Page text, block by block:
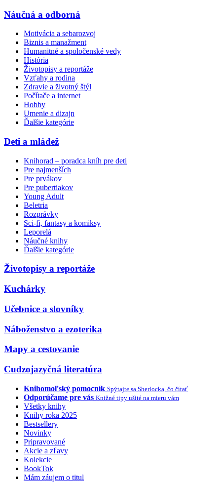
Náučná a odborná
Motivácia a sebarozvoj
Biznis a manažment
Humanitné a spoločenské vedy
História
Životopisy a reportáže
Vzťahy a rodina
Zdravie a životný štýl
Počítače a internet
Hobby
Umenie a dizajn
Ďalšie kategórie
Deti a mládež
Knihorad – poradca kníh pre deti
Pre najmenších
Pre prvákov
Pre pubertiakov
Young Adult
Beletria
Rozprávky
Sci-fi, fantasy a komiksy
Leporelá
Náučné knihy
Ďalšie kategórie
Životopisy a reportáže
Kuchárky
Učebnice a slovníky
Náboženstvo a ezoterika
Mapy a cestovanie
Cudzojazyčná literatúra
Knihomoľský pomocník Spýtajte sa Sherlocka, čo čítať
Odporúčame pre vás Knižné tipy ušité na mieru vám
Všetky knihy
Knihy roka 2025
Bestsellery
Novinky
Pripravované
Akcie a zľavy
Kolekcie
BookTok
Mám záujem o titul